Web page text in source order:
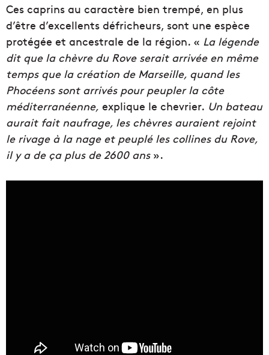
Ces caprins au caractère bien trempé, en plus
d’être d’excellents défricheurs, sont une espèce
protégée et ancestrale de la région. « La légende
dit que la chèvre du Rove serait arrivée en même
temps que la création de Marseille, quand les
Phocéens sont arrivés pour peupler la côte
méditerranéenne, explique le chevrier. Un bateau
aurait fait naufrage, les chèvres auraient rejoint
le rivage à la nage et peuplé les collines du Rove,
il y a de ça plus de 2600 ans».